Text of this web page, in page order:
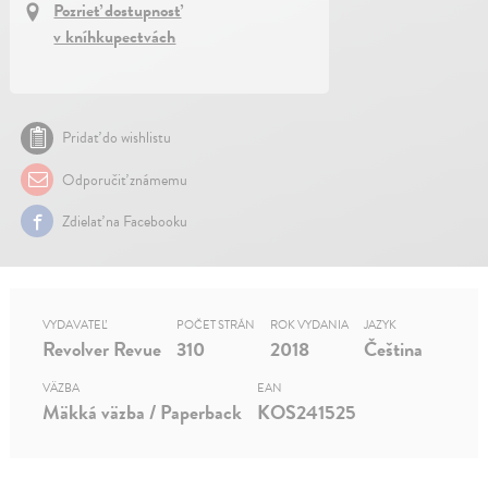
Pozrieť dostupnosť
v kníhkupectvách
Pridať do wishlistu
Odporučiť známemu
Zdielať na Facebooku
VYDAVATEĽ
Revolver Revue
POČET STRÁN
310
ROK VYDANIA
2018
JAZYK
Čeština
VÄZBA
Mäkká väzba / Paperback
EAN
KOS241525